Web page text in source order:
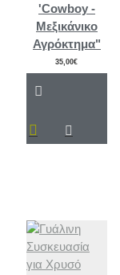
'Cowboy -
Μεξικάνικο
Αγρόκτημα"
35,00€